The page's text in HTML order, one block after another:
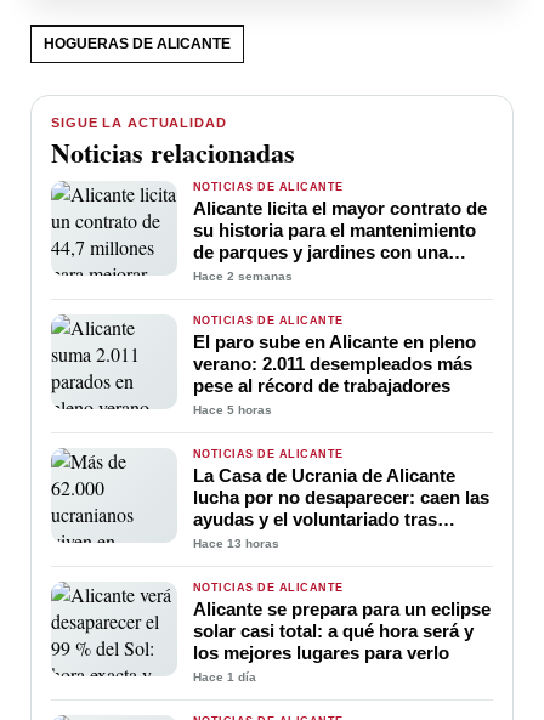
HOGUERAS DE ALICANTE
SIGUE LA ACTUALIDAD
Noticias relacionadas
NOTICIAS DE ALICANTE
Alicante licita el mayor contrato de
su historia para el mantenimiento
de parques y jardines con una
inversión de 44,7 millones de euros
Hace 2 semanas
NOTICIAS DE ALICANTE
El paro sube en Alicante en pleno
verano: 2.011 desempleados más
pese al récord de trabajadores
Hace 5 horas
NOTICIAS DE ALICANTE
La Casa de Ucrania de Alicante
lucha por no desaparecer: caen las
ayudas y el voluntariado tras
cuatro años de guerra
Hace 13 horas
NOTICIAS DE ALICANTE
Alicante se prepara para un eclipse
solar casi total: a qué hora será y
los mejores lugares para verlo
Hace 1 día